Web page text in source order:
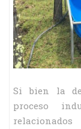
Si bien la
proceso